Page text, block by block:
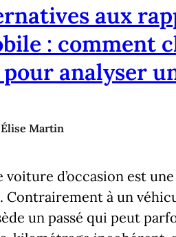
aux
: comment
analyser
Élise Martin
voiture d’occasion est
Contrairement à un
un passé qui peut